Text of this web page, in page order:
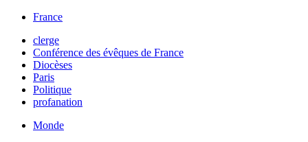
France
clerge
Conférence des évêques de France
Diocèses
Paris
Politique
profanation
Monde